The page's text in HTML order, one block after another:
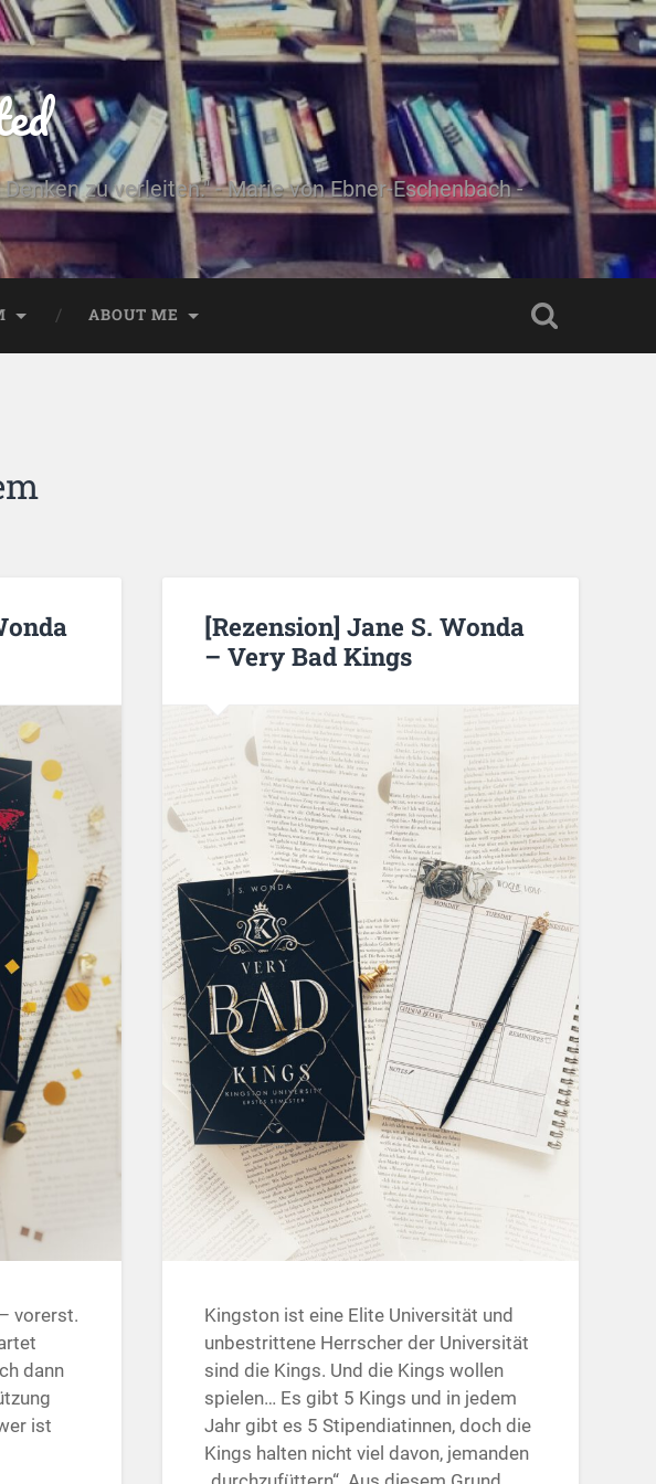
zu verleiten." - Marie von Ebner-Eschenbach -
ABOUT ME
vorerst.
dann
ist
[Rezension] Jane S. Wonda
– Very Bad Kings
Kingston ist eine Elite Universität und
unbestrittene Herrscher der Universität
sind die Kings. Und die Kings wollen
spielen… Es gibt 5 Kings und in jedem
Jahr gibt es 5 Stipendiatinnen, doch die
Kings halten nicht viel davon, jemanden